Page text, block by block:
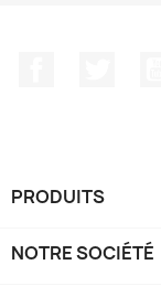
PRODUITS
NOTRE SOCIÉTÉ